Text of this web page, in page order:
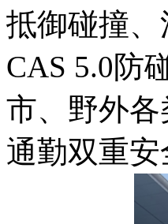
抵御碰撞
CAS 5.0防
市、野外
通勤双重安